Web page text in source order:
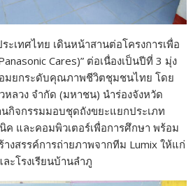
เทศไทย เดินหน้าสานต่อโครงการเพื่อ
Cares)” ต่อเนื่องเป็นปีที่ 3 มุ่ง
มยกระดับคุณภาพชีวิตชุมชนไทย โดย
ลวง จำกัด (มหาชน) นำร่องจังหวัด
กิจกรรมมอบชุดถังขยะแยกประเภท
และคอมพิวเตอร์เพื่อการศึกษา พร้อม
งสรรค์การถ่ายภาพจากทีม Lumix ให้แก่
ะโรงเรียนบ้านลำภู